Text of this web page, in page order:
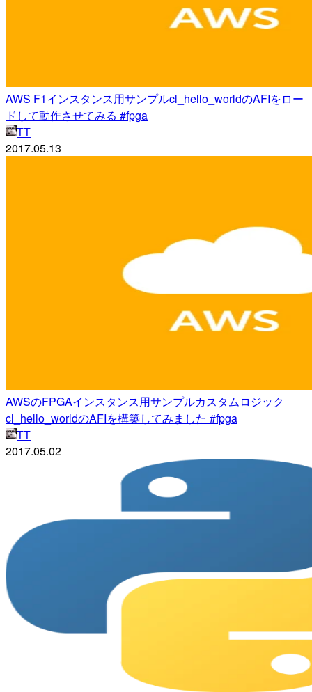
AWS F1インスタンス用サンプルcl_hello_worldのAFIをロー
ドして動作させてみる #fpga
TT
2017.05.13
AWSのFPGAインスタンス用サンプルカスタムロジック
cl_hello_worldのAFIを構築してみました #fpga
TT
2017.05.02